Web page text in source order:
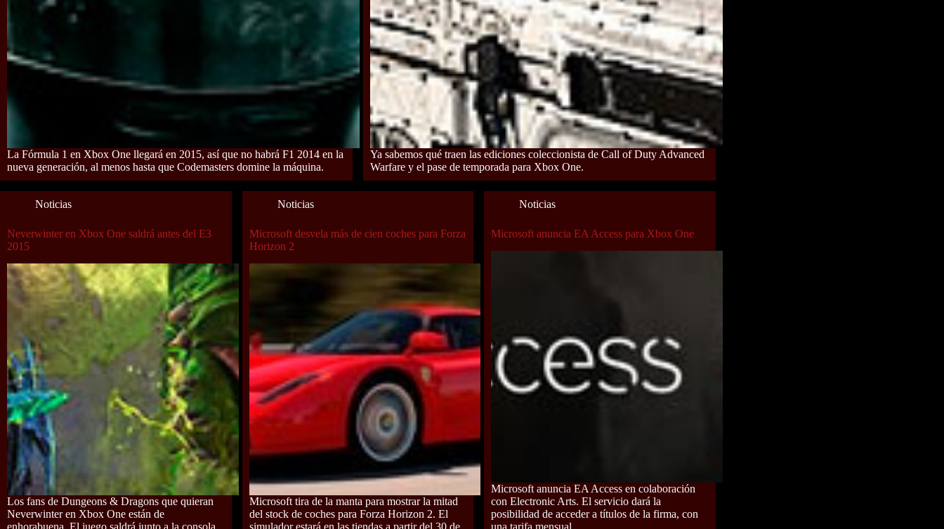
La Fórmula 1 en Xbox One llegará en 2015, así que no habrá F1 2014 en la
nueva generación, al menos hasta que Codemasters domine la máquina.
Ya sabemos qué traen las ediciones coleccionista de Call of Duty Advanced
Warfare y el pase de temporada para Xbox One.
Noticias
Neverwinter en Xbox One saldrá antes del E3
2015
Los fans de Dungeons & Dragons que quieran
Neverwinter en Xbox One están de
enhorabuena. El juego saldrá junto a la consola
Noticias
Microsoft desvela más de cien coches para Forza
Horizon 2
Microsoft tira de la manta para mostrar la mitad
del stock de coches para Forza Horizon 2. El
simulador estará en las tiendas a partir del 30 de
Noticias
Microsoft anuncia EA Access para Xbox One
Microsoft anuncia EA Access en colaboración
con Electronic Arts. El servicio dará la
posibilidad de acceder a títulos de la firma, con
una tarifa mensual.